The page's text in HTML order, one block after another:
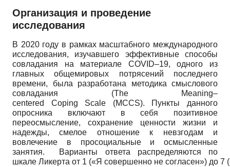
Организация и проведение
исследования
В 2020 году в рамках масштабного международного
исследования, изучавшего эффективные способы
совладания на материале COVID–19, одного из
главных общемировых потрясений последнего
времени, была разработана методика смыслового
совладания (The Meaning–
centered Coping Scale (MCCS). Пункты данного
опросника включают в себя позитивное
переосмысление, сохранение ценности жизни и
надежды, смелое отношение к невзгодам и
вовлечение в просоциальные и осмысленные
занятия. Варианты ответа распределяются по
шкале Ликерта от 1 («Я совершенно не согласен») до 7